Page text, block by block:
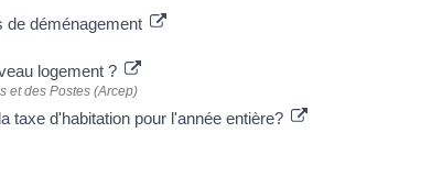
de déménagement
logement ?
et des Postes (Arcep)
taxe d'habitation pour l'année entière?